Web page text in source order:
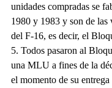
unidades compradas se
1980 y 1983 y son de las
del F-16, es decir, el
5. Todos pasaron al
una MLU a fines de la
el momento de su